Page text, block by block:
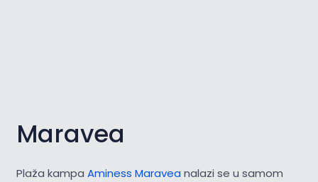
Maravea
Plaža kampa Aminess Maravea nalazi se u samom